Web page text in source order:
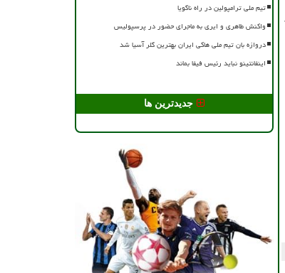
تیم ملی ترامپولین در راه ناگویا
واکنش طاهری و ایری به ماجرای حضور در پرسپولیس
دروازه بان تیم ملی هاکی ایران بهترین گلر آسیا شد
اینفانتینو نباید رئیس فیفا بماند
جدیدترین ها